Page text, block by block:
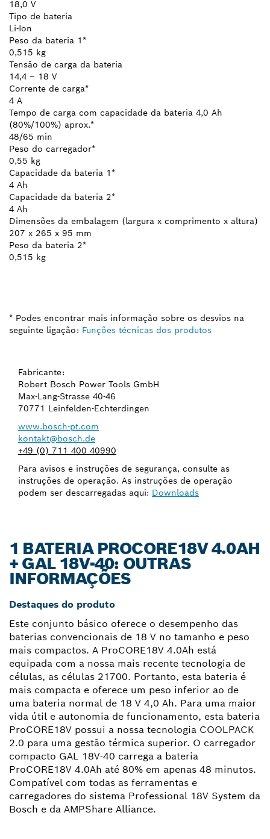
18,0 V
Tipo de bateria
Li-Ion
Peso da bateria 1*
0,515 kg
Tensão de carga da bateria
14,4 – 18 V
Corrente de carga*
4 A
Tempo de carga com capacidade da bateria 4,0 Ah
(80%/100%) aprox.*
48/65 min
Peso do carregador*
0,55 kg
Capacidade da bateria 1*
4 Ah
Capacidade da bateria 2*
4 Ah
Dimensões da embalagem (largura x comprimento x altura)
207 x 265 x 95 mm
Peso da bateria 2*
0,515 kg
* Podes encontrar mais informação sobre os desvios na
seguinte ligação: Funções técnicas dos produtos
Fabricante:
Robert Bosch Power Tools GmbH
Max-Lang-Strasse 40-46
70771 Leinfelden-Echterdingen
www.bosch-pt.com
kontakt@bosch.de
+49 (0) 711 400 40990
Para avisos e instruções de segurança, consulte as
instruções de operação. As instruções de operação
podem ser descarregadas aqui: Downloads
1 BATERIA PROCORE18V 4.0AH
+ GAL 18V-40: OUTRAS
INFORMAÇÕES
Destaques do produto
Este conjunto básico oferece o desempenho das
baterias convencionais de 18 V no tamanho e peso
mais compactos. A ProCORE18V 4.0Ah está
equipada com a nossa mais recente tecnologia de
células, as células 21700. Portanto, esta bateria é
mais compacta e oferece um peso inferior ao de
uma bateria normal de 18 V 4,0 Ah. Para uma maior
vida útil e autonomia de funcionamento, esta bateria
ProCORE18V possui a nossa tecnologia COOLPACK
2.0 para uma gestão térmica superior. O carregador
compacto GAL 18V-40 carrega a bateria
ProCORE18V 4.0Ah até 80% em apenas 48 minutos.
Compatível com todas as ferramentas e
carregadores do sistema Professional 18V System da
Bosch e da AMPShare Alliance.